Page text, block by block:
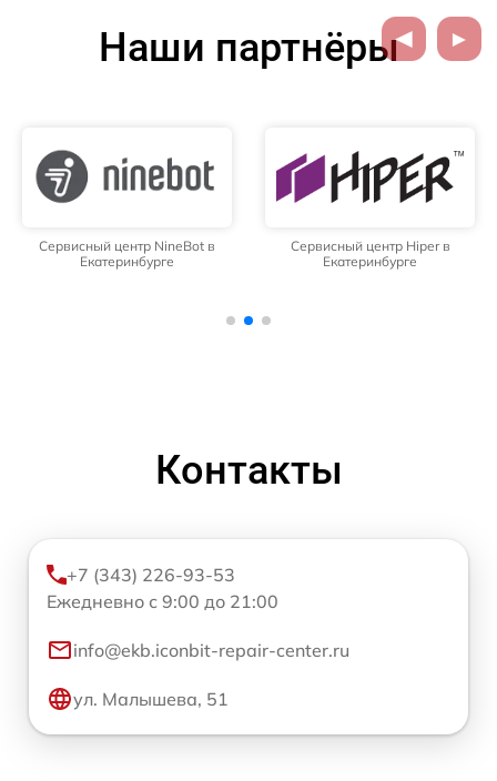
Наши партнёры
Сервисный центр NineBot в
Екатеринбурге
Сервисный центр Hiper в
Екатеринбурге
Контакты
+7 (343) 226-93-53
Ежедневно с 9:00 до 21:00
info@ekb.iconbit-repair-center.ru
ул. Малышева, 51